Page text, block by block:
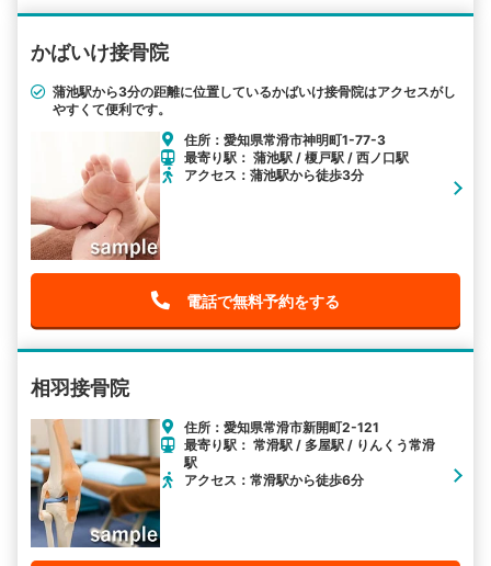
かばいけ接骨院
蒲池駅から3分の距離に位置しているかばいけ接骨院はアクセスがし
やすくて便利です。
住所：愛知県常滑市神明町1-77-3
最寄り駅： 蒲池駅 / 榎戸駅 / 西ノ口駅
アクセス：蒲池駅から徒歩3分
電話で無料予約をする
相羽接骨院
住所：愛知県常滑市新開町2-121
最寄り駅： 常滑駅 / 多屋駅 / りんくう常滑
駅
アクセス：常滑駅から徒歩6分